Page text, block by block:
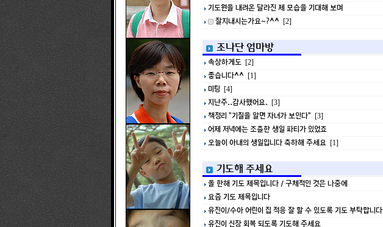
기도원을 내려온 달라진 제 모습을 기대해 보며
잘지내시는가요~?^^ [2]
조나단 엄마방
속상하게도 [2]
좋습니다^^ [1]
미팅 [4]
지난주..감사했어요. [3]
책정리 "기질을 알면 자녀가 보인다" [3]
어제 저녁에는 조촐한 생일 파티가 있었죠
오늘이 아내의 생일입니다 축하해 주세요 [1]
기도해 주세요
올 한해 기도 제목입니다 / 구체적인 것은 나중에
요즘 기도 제목입니다
유진이/수아 어린이 집 적응 잘 할 수 있도록 기도 부탁합니다
유진이 신장 회복 되도록 기도해 주세요